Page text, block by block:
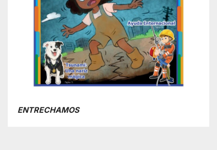
ENTRECHAMOS